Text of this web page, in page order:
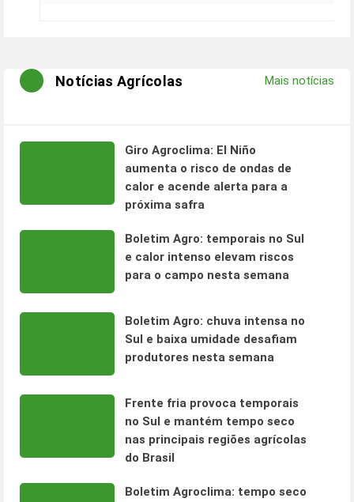
Notícias Agrícolas Mais notícias
Giro Agroclima: El Niño
aumenta o risco de ondas de
calor e acende alerta para a
próxima safra
Boletim Agro: temporais no Sul
e calor intenso elevam riscos
para o campo nesta semana
Boletim Agro: chuva intensa no
Sul e baixa umidade desafiam
produtores nesta semana
Frente fria provoca temporais
no Sul e mantém tempo seco
nas principais regiões agrícolas
do Brasil
Boletim Agroclima: tempo seco